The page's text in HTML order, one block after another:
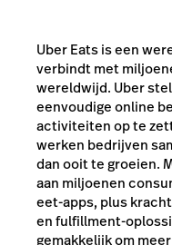
Uber Eats is een
verbindt met
wereldwijd. Uber
eenvoudige online
activiteiten op te
werken bedrijven
dan ooit te groeien.
aan miljoenen
eet-apps, plus
en fulfillment-
gemakkelijk om